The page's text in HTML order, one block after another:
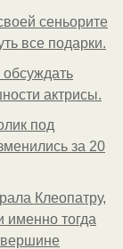
сеньорите
все подарки.
актрисы.
под
за 20
Клеопатру,
именно тогда